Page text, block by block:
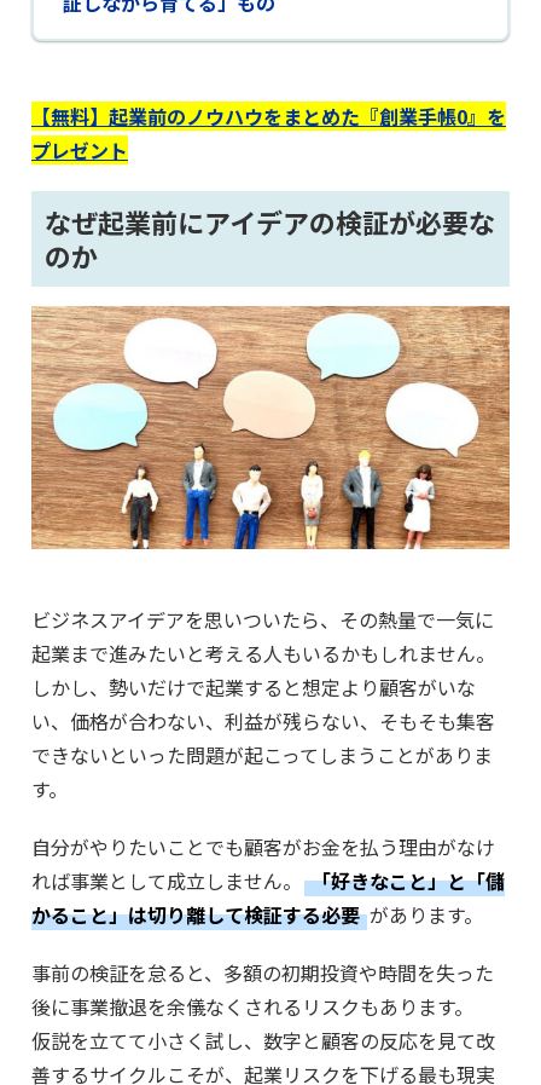
【無料】起業前のノウハウをまとめた『創業手帳0』を
プレゼント
なぜ起業前にアイデアの検証が必要な
のか
ビジネスアイデアを思いついたら、その熱量で一気に
起業まで進みたいと考える人もいるかもしれません。
しかし、勢いだけで起業すると想定より顧客がいな
い、価格が合わない、利益が残らない、そもそも集客
できないといった問題が起こってしまうことがありま
す。
自分がやりたいことでも顧客がお金を払う理由がなけ
れば事業として成立しません。
「好きなこと」と「儲
かること」は切り離して検証する必要 があります。
事前の検証を怠ると、多額の初期投資や時間を失った
後に事業撤退を余儀なくされるリスクもあります。
仮説を立てて小さく試し、数字と顧客の反応を見て改
善するサイクルこそが、起業リスクを下げる最も現実